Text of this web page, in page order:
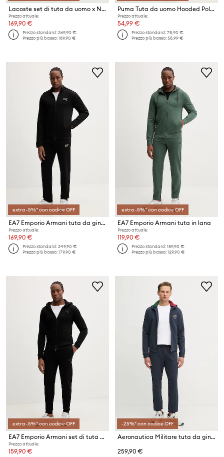
Lacoste set di tuta da uomo x Novak Djokovic
Prezzo attuale:
169,90 €
Prezzo standard:269,90 €
Prezzo più basso:189,90 €
Puma Tuta da uomo Hooded Poly suit
Prezzo attuale:
54,99 €
Prezzo standard:78,90 €
Prezzo più basso:58,99 €
extra -5%* con codice OFF
EA7 Emporio Armani tuta da ginnastica
Prezzo attuale:
169,90 €
Prezzo standard:249,90 €
Prezzo più basso:179,90 €
extra -5%* con codice OFF
EA7 Emporio Armani tuta in lana
Prezzo attuale:
119,90 €
Prezzo standard:189,90 €
Prezzo più basso:129,90 €
extra -5%* con codice OFF
EA7 Emporio Armani set di tuta da uomo con cotone
Prezzo attuale:
159,90 €
-25%* con codice OFF
Aeronautica Militare tuta da ginnastica
259,90 €